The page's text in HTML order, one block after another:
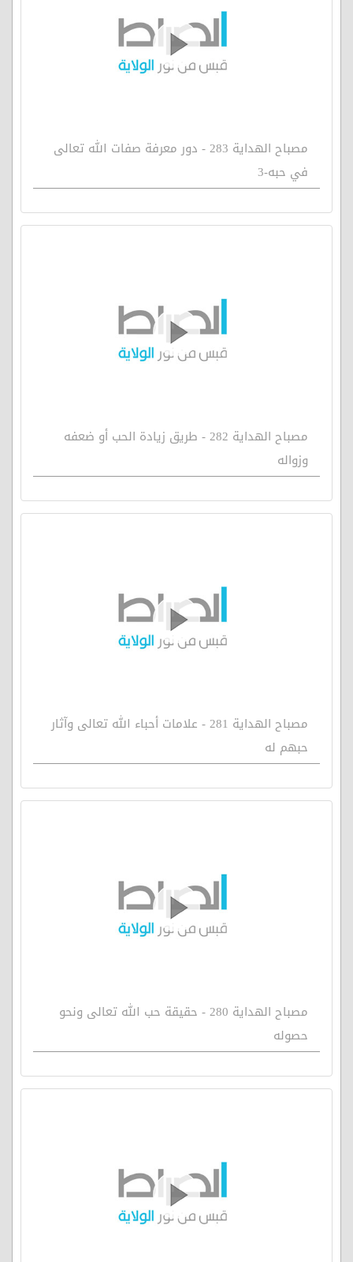
مصباح الهداية 283 - دور معرفة صفات الله تعالى
في حبه-3
مصباح الهداية 282 - طريق زيادة الحب أو ضعفه
وزواله
مصباح الهداية 281 - علامات أحباء الله تعالى وآثار
حبهم له
مصباح الهداية 280 - حقيقة حب الله تعالى ونحو
حصوله